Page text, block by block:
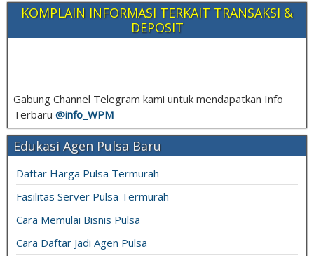
KOMPLAIN INFORMASI TERKAIT TRANSAKSI &
DEPOSIT
Gabung Channel Telegram kami untuk mendapatkan Info
Terbaru @info_ WPM
Edukasi Agen Pulsa Baru
Daftar Harga Pulsa Termurah
Fasilitas Server Pulsa Termurah
Cara Memulai Bisnis Pulsa
Cara Daftar Jadi Agen Pulsa